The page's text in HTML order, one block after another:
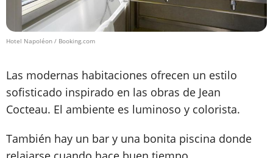
Hotel Napoléon / Booking.com
Las modernas habitaciones ofrecen un estilo
sofisticado inspirado en las obras de Jean
Cocteau. El ambiente es luminoso y colorista.
También hay un bar y una bonita piscina donde